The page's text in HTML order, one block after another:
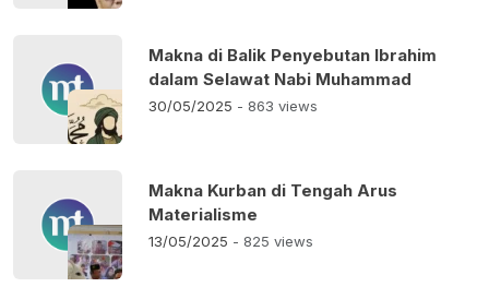
Makna di Balik Penyebutan Ibrahim
dalam Selawat Nabi Muhammad
30/05/2025 - 863 views
Makna Kurban di Tengah Arus
Materialisme
13/05/2025 - 825 views